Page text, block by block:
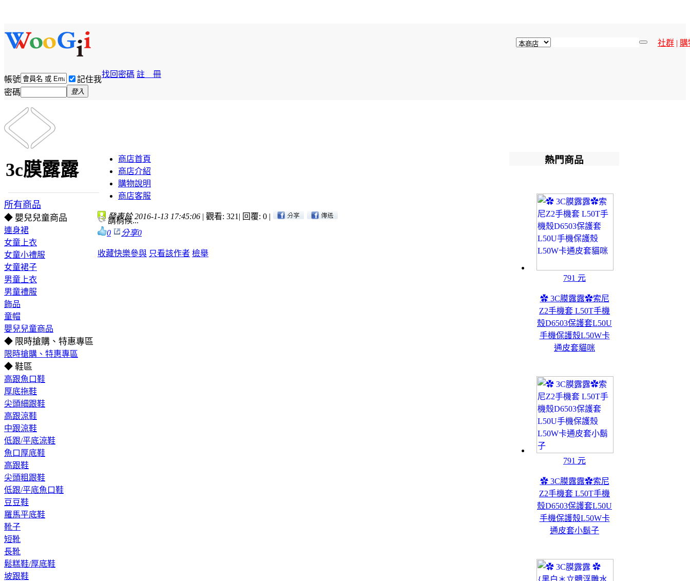
社群 | 購
帳號 記住我
找回密碼 註 冊
密碼 登入
3c膜露露
所有商品
◆ 嬰兒兒童商品
連身裙
女童上衣
女童小禮服
女童裙子
男童上衣
男童禮服
飾品
童帽
嬰兒兒童商品
◆ 限時搶購、特惠專區
限時搶購、特惠專區
◆ 鞋區
高跟魚口鞋
厚底拖鞋
尖頭細跟鞋
高跟涼鞋
中跟涼鞋
低跟/平底涼鞋
魚口厚底鞋
高跟鞋
尖頭粗跟鞋
低跟/平底魚口鞋
豆豆鞋
羅馬平底鞋
靴子
短靴
長靴
鬆糕鞋/厚底鞋
坡跟鞋
商店首頁
商店介紹
購物說明
商店客服
發表於 2016-1-13 17:45:06 | 觀看: 321 | 回覆: 0 |
請稍候...
0
分享0
收藏快樂參與 只看該作者 檢舉
熱門商品
791 元
✿ 3C膜露露✿索尼
Z2手機套 L50T手機
殼D6503保護套L50U
手機保護殼L50W卡
通皮套貓咪
791 元
✿ 3C膜露露✿索尼
Z2手機套 L50T手機
殼D6503保護套L50U
手機保護殼L50W卡
通皮套小鬍子